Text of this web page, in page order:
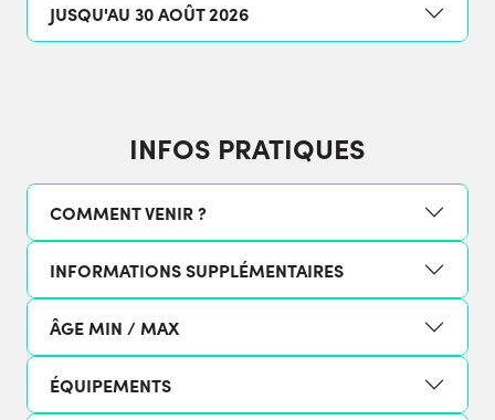
JUSQU'AU 30 AOÛT 2026
INFOS PRATIQUES
COMMENT VENIR ?
INFORMATIONS SUPPLÉMENTAIRES
ÂGE MIN / MAX
ÉQUIPEMENTS